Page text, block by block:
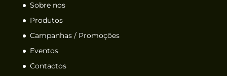
Sobre nos
Produtos
Campanhas / Promoções
Eventos
Contactos